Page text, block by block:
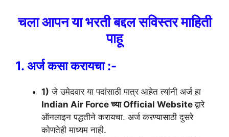
चला आपन या भरती बद्दल सविस्तर माहिती
पाहू
1. अर्ज कसा करायचा :-
1) जे उमेदवार या पदांसाठी पात्र आहेत त्यांनी अर्ज हा
Indian Air Force च्या Official Websiteद्वारे
ऑनलाइन पद्धतीने करायचा. अर्ज करण्यासाठी दुसरे
कोणतेही माध्यम नाही.